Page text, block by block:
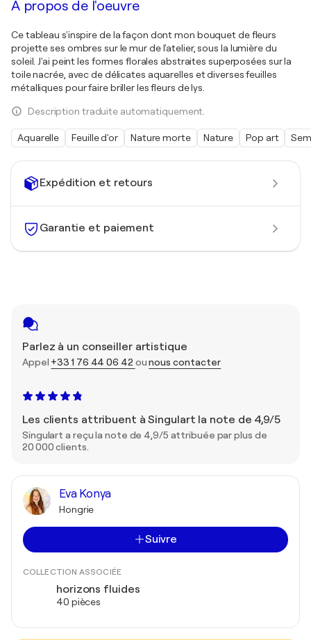
Expédition et retours
Garantie et paiement
Parlez à un conseiller artistique
Appel +33 1 76 44 06 42 ounous contacter
Les clients attribuent à Singulart la note de 4,9/5
Singulart a reçu la note de 4,9/5 attribuée par plus de
20 000 clients.
Eva Konya
Hongrie
Suivre
COLLECTION ASSOCIÉE
horizons fluides
40 pièces
À propos de l'oeuvre
Ce tableau s'inspire de la façon dont mon bouquet de fleurs
projette ses ombres sur le mur de l'atelier, sous la lumière du
soleil. J'ai peint les formes florales abstraites superposées sur la
toile nacrée, avec de délicates aquarelles et diverses feuilles
métalliques pour faire briller les fleurs de lys.
Description traduite automatiquement.
Aquarelle Feuille d'or Nature morte Nature Pop art